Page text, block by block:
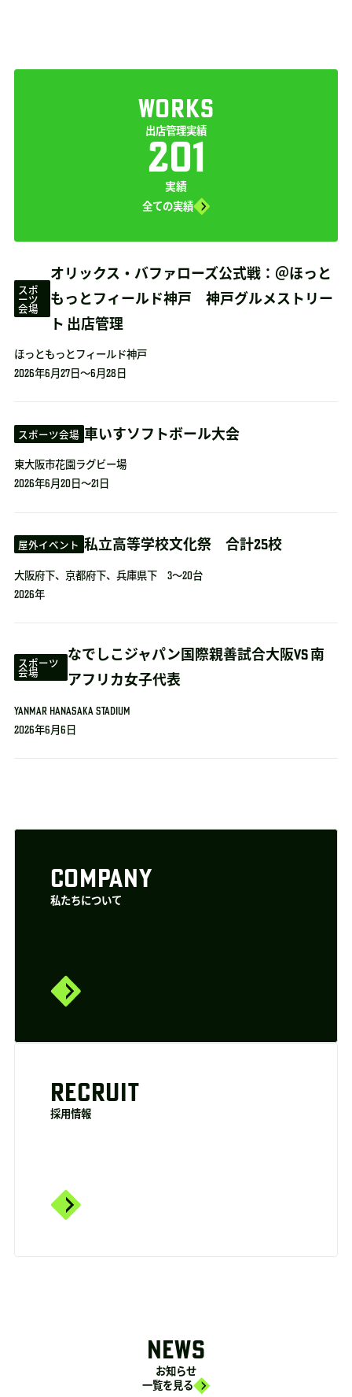
WORKS
出店管理実績
201
実績
全ての実績
スポ
ーツ
会場
オリックス・バファローズ公式戦：＠ほっと
もっとフィールド神戸 神戸グルメストリー
ト 出店管理
ほっともっとフィールド神戸
2026年6月27日～6月28日
スポーツ会場 車いすソフトボール大会
東大阪市花園ラグビー場
2026年6月20日～21日
屋外イベント 私立高等学校文化祭 合計25校
大阪府下、京都府下、兵庫県下 3～20台
2026年
スポーツ
会場
なでしこジャパン国際親善試合大阪VS 南
アフリカ女子代表
YANMAR HANASAKA STADIUM
2026年6月6日
COMPANY
私たちについて
RECRUIT
採用情報
NEWS
お知らせ
一覧を見る